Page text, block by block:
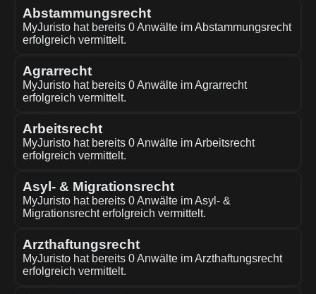
Abstammungsrecht
MyJuristo hat bereits 0 Anwälte im Abstammungsrecht
erfolgreich vermittelt.
Agrarrecht
MyJuristo hat bereits 0 Anwälte im Agrarrecht
erfolgreich vermittelt.
Arbeitsrecht
MyJuristo hat bereits 0 Anwälte im Arbeitsrecht
erfolgreich vermittelt.
Asyl- & Migrationsrecht
MyJuristo hat bereits 0 Anwälte im Asyl- &
Migrationsrecht erfolgreich vermittelt.
Arzthaftungsrecht
MyJuristo hat bereits 0 Anwälte im Arzthaftungsrecht
erfolgreich vermittelt.